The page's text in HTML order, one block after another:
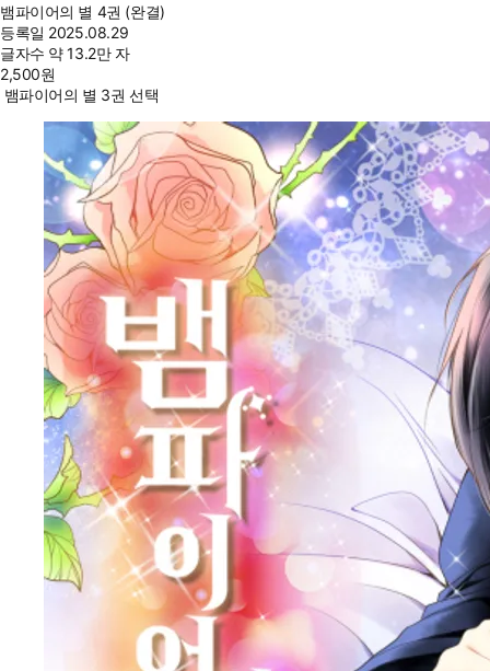
뱀파이어의 별 4권 (완결)
등록일 2025.08.29
글자수 약 13.2만 자
2,500원
뱀파이어의 별 3권 선택